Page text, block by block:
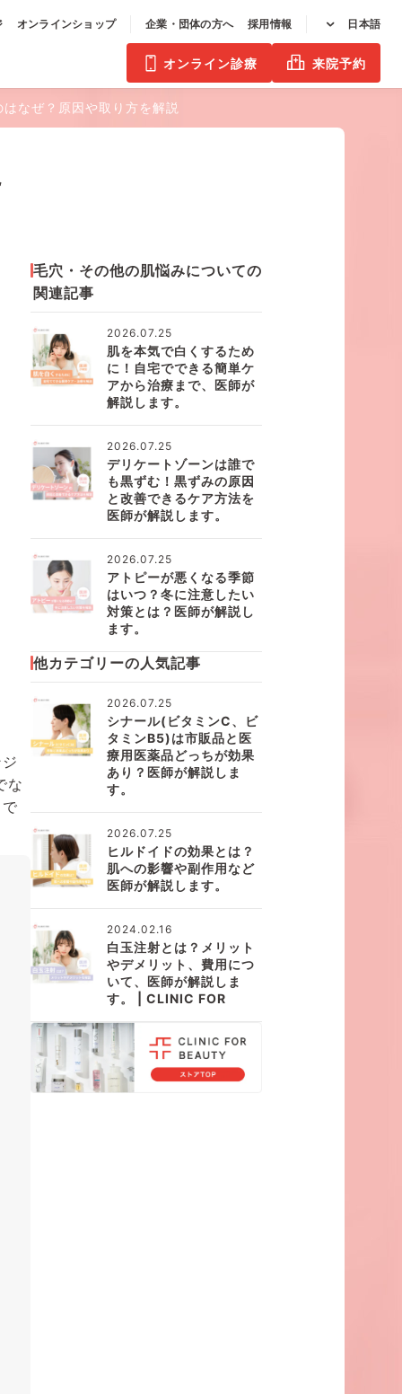
オンラインショップ 企業・団体の方へ 採用情報 日本語
来院予約
オンライン診療
なぜ？原因や取り方を解説
な
毛穴・その他の肌悩みについての
関連記事
2026.07.25
肌を本気で白くするため
に！自宅でできる簡単ケ
アから治療まで、医師が
解説します。
2026.07.25
デリケートゾーンは誰で
も黒ずむ！黒ずみの原因
と改善できるケア方法を
医師が解説します。
2026.07.25
アトピーが悪くなる季節
はいつ？冬に注意したい
対策とは？医師が解説し
ます。
他カテゴリーの人気記事
2026.07.25
シナール(ビタミンC、ビ
タミンB5)は市販品と医
療用医薬品どっちが効果
あり？医師が解説しま
す。
2026.07.25
ヒルドイドの効果とは？
肌への影響や副作用など
医師が解説します。
2024.02.16
白玉注射とは？メリット
やデメリット、費用につ
いて、医師が解説しま
す。 | CLINIC FOR